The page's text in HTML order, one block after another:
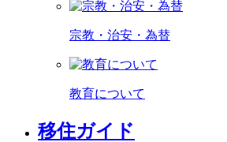
宗教・治安・為替
教育について
移住ガイド